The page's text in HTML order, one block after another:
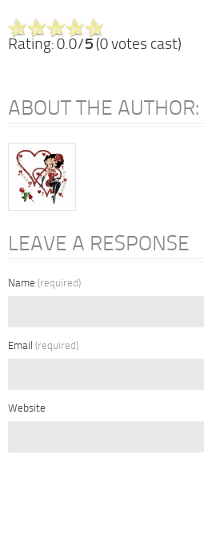
Rating: 0.0/5 (0 votes cast)
ABOUT THE AUTHOR:
LEAVE A RESPONSE
Name (required)
Email (required)
Website